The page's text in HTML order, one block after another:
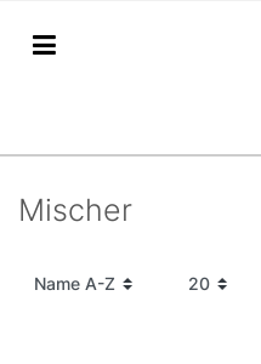
Mischer